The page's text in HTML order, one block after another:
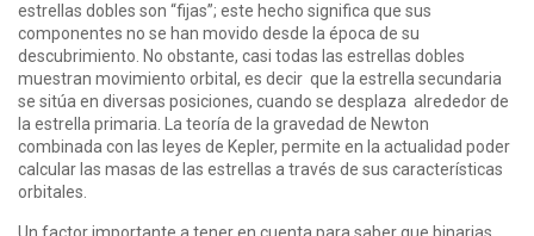
estrellas dobles son “fijas”; este hecho significa que sus
componentes no se han movido desde la época de su
descubrimiento. No obstante, casi todas las estrellas dobles
muestran movimiento orbital, es decir que la estrella secundaria
se sitúa en diversas posiciones, cuando se desplaza alrededor de
la estrella primaria. La teoría de la gravedad de Newton
combinada con las leyes de Kepler, permite en la actualidad poder
calcular las masas de las estrellas a través de sus características
orbitales.